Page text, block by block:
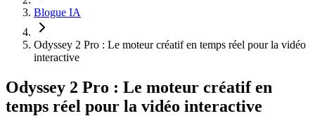
Blogue IA
Odyssey 2 Pro : Le moteur créatif en temps réel pour la vidéo
interactive
Odyssey 2 Pro : Le moteur créatif en
temps réel pour la vidéo interactive